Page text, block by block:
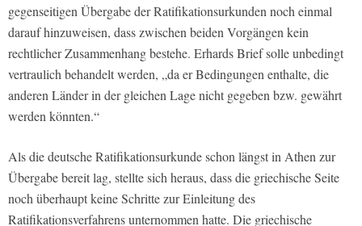
gegenseitigen Übergabe der Ratifikationsurkunden noch einmal
darauf hinzuweisen, dass zwischen beiden Vorgängen kein
rechtlicher Zusammenhang bestehe. Erhards Brief solle unbedingt
vertraulich behandelt werden, „da er Bedingungen enthalte, die
anderen Länder in der gleichen Lage nicht gegeben bzw. gewährt
werden könnten.“
Als die deutsche Ratifikationsurkunde schon längst in Athen zur
Übergabe bereit lag, stellte sich heraus, dass die griechische Seite
noch überhaupt keine Schritte zur Einleitung des
Ratifikationsverfahrens unternommen hatte. Die griechische